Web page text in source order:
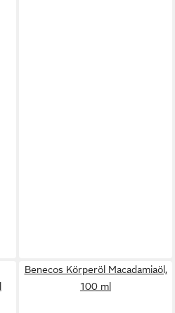
Benecos Körperöl Macadamiaöl,
100 ml